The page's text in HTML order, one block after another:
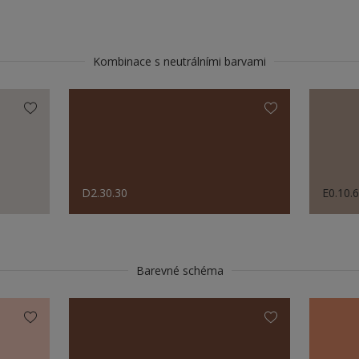
Kombinace s neutrálními barvami
D2.30.30
Barevné schéma